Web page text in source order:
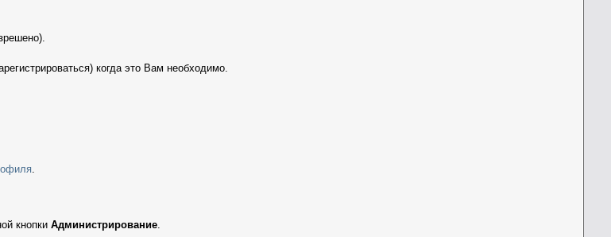
когда это Вам необходимо.
.
кнопкиАдминистрирование